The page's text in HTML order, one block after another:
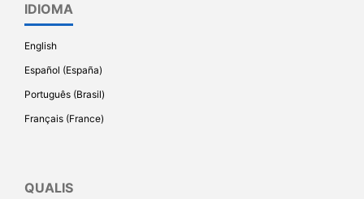
IDIOMA
English
Español (España)
Português (Brasil)
Français (France)
QUALIS